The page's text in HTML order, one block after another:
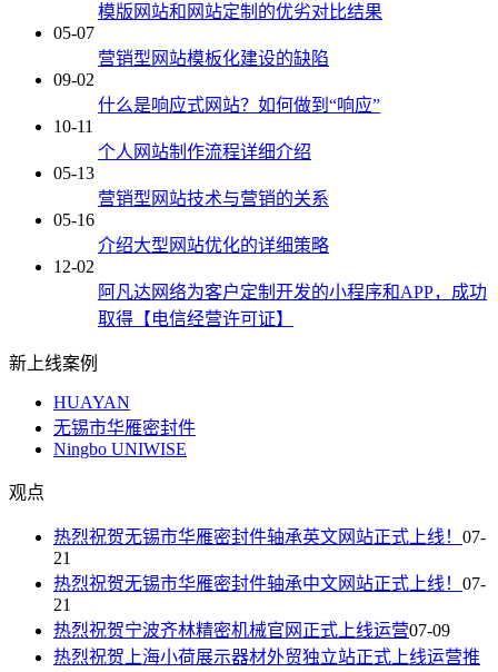
模版网站和网站定制的优劣对比结果
05-07
营销型网站模板化建设的缺陷
09-02
什么是响应式网站？如何做到“响应”
10-11
个人网站制作流程详细介绍
05-13
营销型网站技术与营销的关系
05-16
介绍大型网站优化的详细策略
12-02
阿凡达网络为客户定制开发的小程序和APP，成功
取得【电信经营许可证】
新上线案例
HUAYAN
无锡市华雁密封件
Ningbo UNIWISE
观点
热烈祝贺无锡市华雁密封件轴承英文网站正式上线！ 07-
21
热烈祝贺无锡市华雁密封件轴承中文网站正式上线！ 07-
21
热烈祝贺宁波齐林精密机械官网正式上线运营07-09
热烈祝贺上海小荷展示器材外贸独立站正式上线运营推